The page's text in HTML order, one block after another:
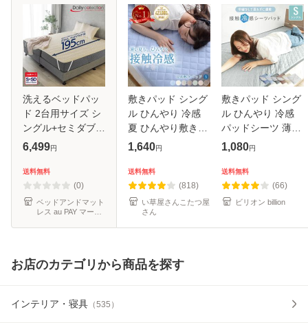
洗えるベッドパッ
ド 2台用サイズ シ
ングル+セミダブル
220×195cm デイ
ベッドパッド
6,499円
送料無料
(0)
ベッドアンドマット
レス au PAY マーケ
敷きパッド シング
ル ひんやり 冷感
夏 ひんやり敷きパ
ッド 「レノ」
接触冷感 冷感寝具
涼感 敷パッド 冷感
マット 冷感
1,640円
送料無料
(818)
い草屋さんこたつ屋
さん
敷きパッド シング
ル ひんやり 冷感
パッドシーツ 薄手
軽量 速乾 夏 夏用
触冷感 吸放湿 抗菌
防臭 超速乾 さらさ
ら ク
1,080円
送料無料
(66)
ビリオン billion
お店のカテゴリから商品を探す
インテリア・寝具 （535 ）